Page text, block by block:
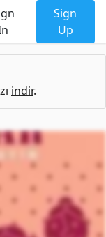
Sign
Up
indir.